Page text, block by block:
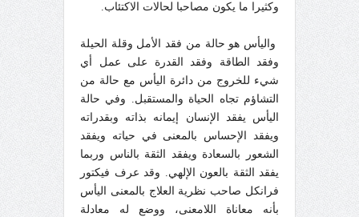
وكثيرا ما يكون مصاحبا لحالات الاكتئاب.
واليأس هو حالة من فقد الأمل وقلة الحيلة
وفقد الطاقة وفقد القدرة على عمل أي
شيء للخروج من دائرة اليأس مع حالة من
التشاؤم تجاه الحياة والمستقبل. وفي حالة
اليأس يفقد الإنسان إيمانه بذاته وبقدراته
ويفقد الإحساس بالمعنى في حياته ويفقد
الشعور بالسعادة ويفقد الثقة بالناس وربما
يفقد الثقة بالعون الإلهي. وقد عرف فيكتور
فرانكل صاحب نظرية العلاج بالمعنى اليأس
بأنه معاناة اللامعنى، ووضع له معادلة